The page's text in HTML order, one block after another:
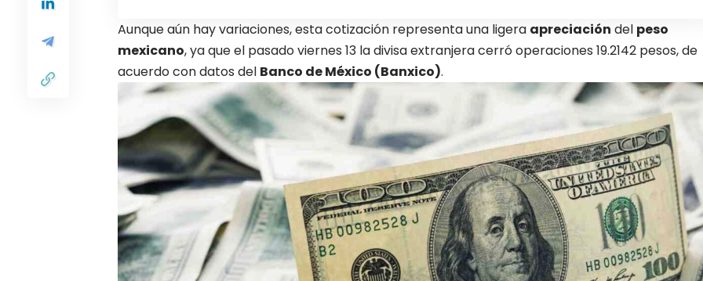
Aunque aún hay variaciones, esta cotización representa una ligera apreciación del peso
mexicano, ya que el pasado viernes 13 la divisa extranjera cerró operaciones 19.2142 pesos, de
acuerdo condatos del Banco de México (Banxico).